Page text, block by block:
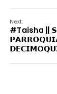
Next:
#Taisha ||